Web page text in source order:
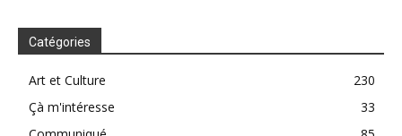
Catégories
Art et Culture
230
Çà m'intéresse
33